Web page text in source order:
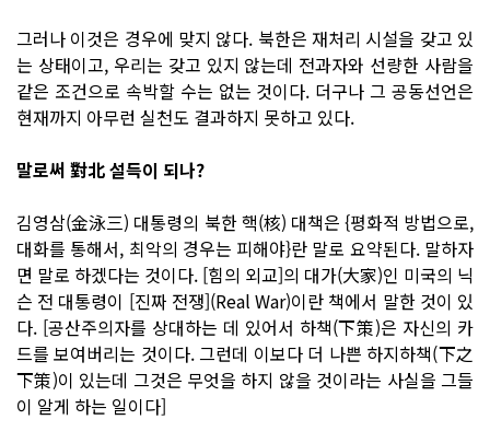
그러나 이것은 경우에 맞지 않다. 북한은 재처리 시설을 갖고 있
는 상태이고, 우리는 갖고 있지 않는데 전과자와 선량한 사람을
같은 조건으로 속박할 수는 없는 것이다. 더구나 그 공동선언은
현재까지 아무런 실천도 결과하지 못하고 있다.
말로써 對北 설득이 되나?
김영삼(金泳三) 대통령의 북한 핵(核) 대책은 {평화적 방법으로,
대화를 통해서, 최악의 경우는 피해야}란 말로 요약된다. 말하자
면 말로 하겠다는 것이다. [힘의 외교]의 대가(大家)인 미국의 닉
슨 전 대통령이 [진짜 전쟁](Real War)이란 책에서 말한 것이 있
다. [공산주의자를 상대하는 데 있어서 하책(下策)은 자신의 카
드를 보여버리는 것이다. 그런데 이보다 더 나쁜 하지하책(下之
下策)이 있는데 그것은 무엇을 하지 않을 것이라는 사실을 그들
이 알게 하는 일이다]